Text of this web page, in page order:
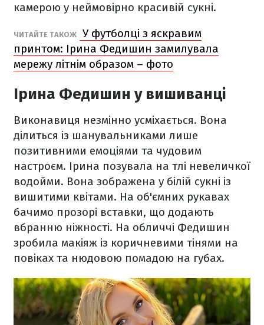
камерою у неймовірно красивій сукні.
ЧИТАЙТЕ ТАКОЖ
У футболці з яскравим
принтом: Ірина Федишин замилувала
мережу літнім образом – фото
Ірина Федишин у вишиванці
Виконавиця незмінно усміхається. Вона
ділиться із шанувальниками лише
позитивними емоціями та чудовим
настроєм. Ірина позувала на тлі невеличкої
водойми. Вона зображена у білій сукні із
вишитими квітами. На об'ємних рукавах
бачимо прозорі вставки, що додають
вбранню ніжності. На обличчі Федишин
зробила макіяж із коричневими тінями на
повіках та нюдовою помадою на губах.